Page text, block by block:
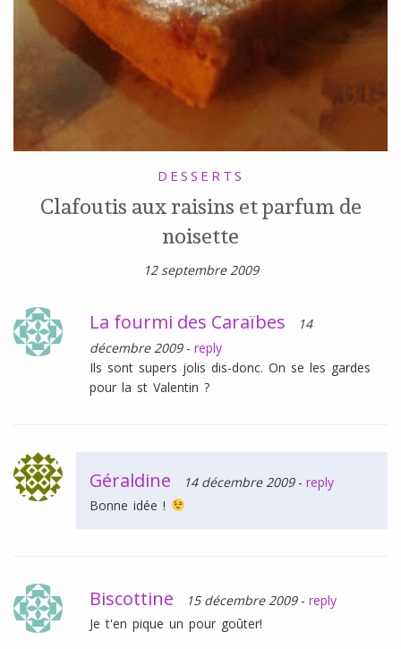
DESSERTS
Clafoutis aux raisins et parfum de
noisette
12 septembre 2009
La fourmi des Caraïbes
14
décembre 2009 - reply
Ils sont supers jolis dis-donc. On se les gardes
pour la st Valentin ?
Géraldine 14 décembre 2009 - reply
Bonne idée !
Biscottine 15 décembre 2009 - reply
Je t'en pique un pour goûter!